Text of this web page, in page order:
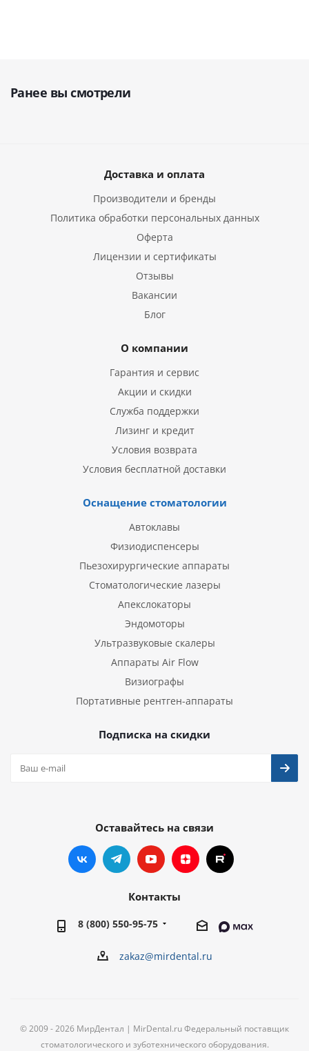
Ранее вы смотрели
Доставка и оплата
Производители и бренды
Политика обработки персональных данных
Оферта
Лицензии и сертификаты
Отзывы
Вакансии
Блог
О компании
Гарантия и сервис
Акции и скидки
Служба поддержки
Лизинг и кредит
Условия возврата
Условия бесплатной доставки
Оснащение стоматологии
Автоклавы
Физиодиспенсеры
Пьезохирургические аппараты
Стоматологические лазеры
Апекслокаторы
Эндомоторы
Ультразвуковые скалеры
Аппараты Air Flow
Визиографы
Портативные рентген-аппараты
Подписка на скидки
Оставайтесь на связи
Контакты
8 (800) 550-95-75
zakaz@mirdental.ru
© 2009 - 2026 МирДентал | MirDental.ru Федеральный поставщик
стоматологического и зуботехнического оборудования.